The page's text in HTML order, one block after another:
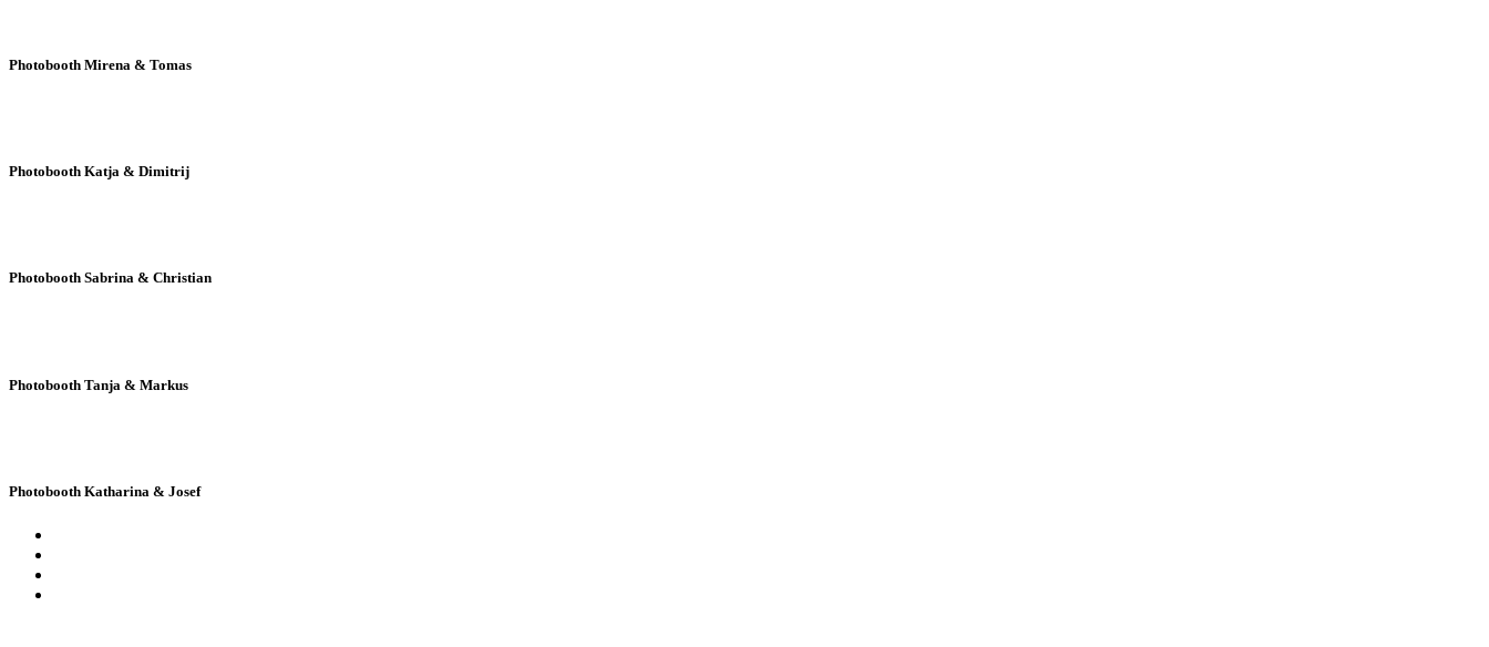
Photobooth Mirena & Tomas
Photobooth Katja & Dimitrij
Photobooth Sabrina & Christian
Photobooth Tanja & Markus
Photobooth Katharina & Josef